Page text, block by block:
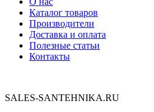
Каталог товаров
Производители
Доставка и оплата
Полезные статьи
Контакты
SALES-SANTEHNIKA.RU